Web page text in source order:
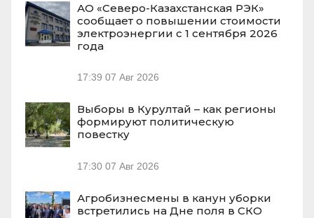
АО «Северо-Казахстанская РЭК»
сообщает о повышении стоимости
электроэнергии с 1 сентября 2026
года
17:39 07 Авг 2026
Выборы в Курултай – как регионы
формируют политическую
повестку
17:30 07 Авг 2026
Агробизнесмены в канун уборки
встретились на Дне поля в СКО